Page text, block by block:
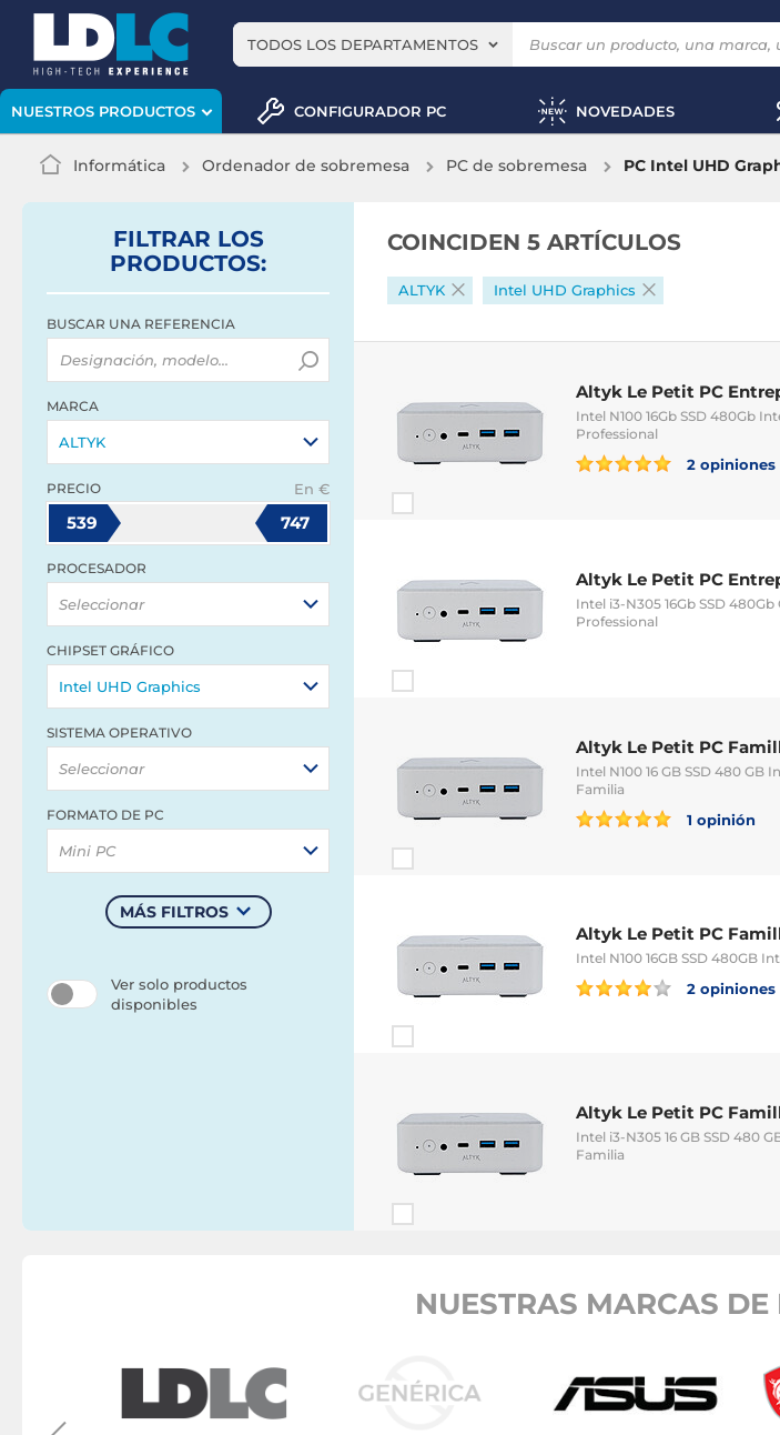
TODOS LOS DEPARTAMENTOS
NUESTROS PRODUCTOS CONFIGURADOR PC NOVEDADES
Informática Ordenador de sobremesa PC de sobremesa PC Intel UHD
FILTRAR LOS
PRODUCTOS:
BUSCAR UNA REFERENCIA
MARCA
ALTYK
PRECIO En €
539 747
PROCESADOR
Seleccionar
CHIPSET GRÁFICO
Intel UHD Graphics
SISTEMA OPERATIVO
Seleccionar
FORMATO DE PC
Mini PC
MÁS FILTROS
Ver solo productos
disponibles
COINCIDEN 5 ARTÍCULOS
ALTYK Intel UHD Graphics
Altyk Le Petit PC
Intel N100 16Gb SSD 480Gb
Professional
2 opiniones
Altyk Le Petit PC
Intel i3-N305 16Gb SSD
Professional
Altyk Le Petit PC
Intel N100 16 GB SSD 480
Familia
1 opinión
Altyk Le Petit PC
Intel N100 16GB SSD 480GB
2 opiniones
Altyk Le Petit PC
Intel i3-N305 16 GB SSD 480
Familia
NUESTRAS MARCAS